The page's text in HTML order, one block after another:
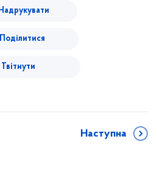
Надрукувати
Поділитися
Твітнути
Наступна